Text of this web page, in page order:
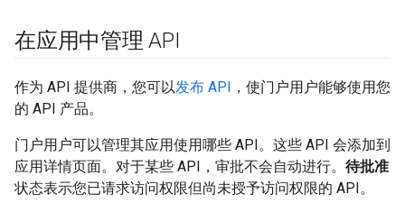
在应用中管理 API
作为 API 提供商，您可以发布 API ，使门户用户能够使用您
的 API 产品。
门户用户可以管理其应用使用哪些 API。这些 API 会添加到
应用详情页面。对于某些 API，审批不会自动进行。 待批准
状态表示您已请求访问权限但尚未授予访问权限的 API。